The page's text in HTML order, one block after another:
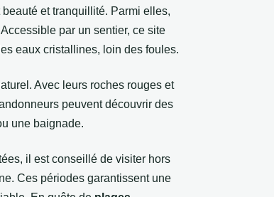
et tranquillité. Parmi elles,
par un sentier, ce site
eaux cristallines, loin des foules.
Avec leurs roches rouges et
peuvent découvrir des
une baignade.
il est conseillé de visiter hors
Ces périodes garantissent une